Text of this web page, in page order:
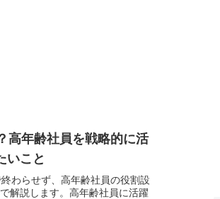
高年齢社員を戦略的に活
いこと
わらせず、高年齢社員の役割設
解説します。高年齢社員に活躍